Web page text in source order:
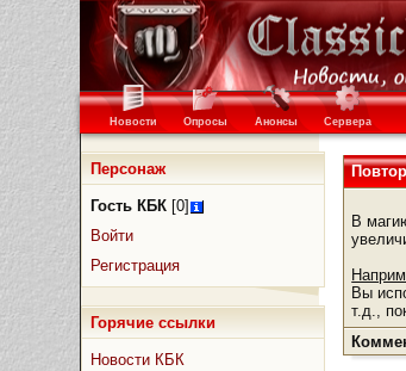
Новости Опросы Анонсы Сервера
Персонаж
Гость КБК [0]
Войти
Регистрация
Горячие ссылки
Новости КБК
В
Вы
т.д.,